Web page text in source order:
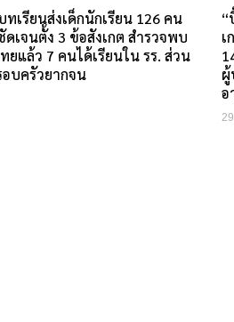
เรียนส่งเด็กนักเรียน 126 คน
เจนตั้ง 3 ข้อสังเกต สำรวจพบ
ยแล้ว 7 คนได้เรียนใน รร. ส่วน
บครัวยากจน
“
เ
ผู้
อ